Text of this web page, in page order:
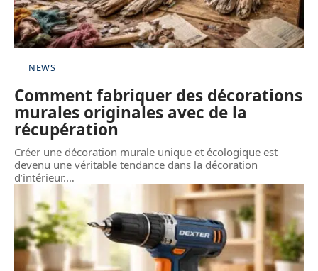
NEWS
Comment fabriquer des décorations
murales originales avec de la
récupération
Créer une décoration murale unique et écologique est
devenu une véritable tendance dans la décoration
d’intérieur.…